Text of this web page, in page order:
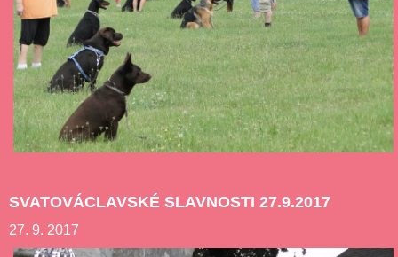
SVATOVÁCLAVSKÉ SLAVNOSTI 27.9.2017
27. 9. 2017